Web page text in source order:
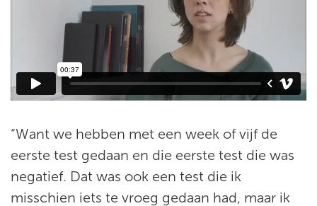
“Want we hebben met een week of vijf de
eerste test gedaan en die eerste test die was
negatief. Dat was ook een test die ik
misschien iets te vroeg gedaan had, maar ik